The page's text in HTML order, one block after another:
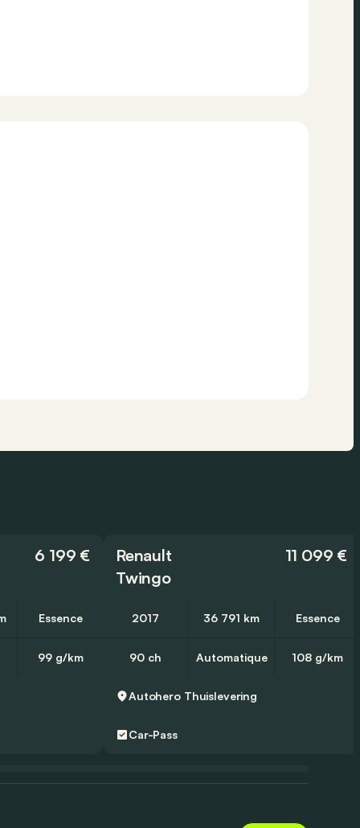
6 199 €
Essence
99 g/km
Renault
Twingo
11 099 €
2017 36 791 km Essence
90 ch Automatique 108 g/km
Autohero Thuislevering
Car-Pass